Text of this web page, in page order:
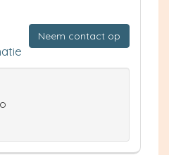
Neem contact op